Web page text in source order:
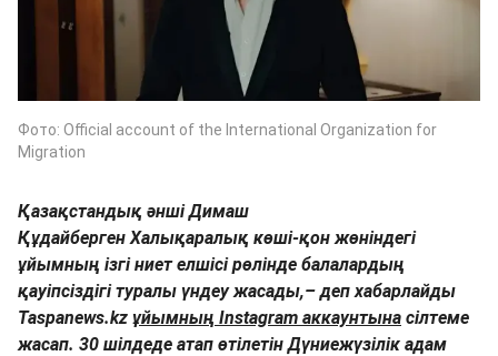
Фото: Official account of the International Organization for
Migration
Қазақстандық әнші Димаш
ҚұдайбергенХалықаралық көші-қон жөніндегі
ұйымның ізгі ниет елшісі рөлінде балалардың
қауіпсіздігі туралы үндеу жасады,– деп хабарлайды
Taspanews.kz ұйымның Instagram аккаунтына сілтеме
жасап. 30 шілдеде атап өтілетін Дүниежүзілік адам